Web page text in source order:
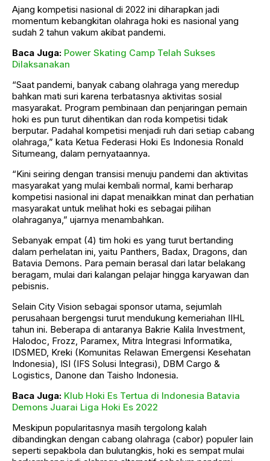
Ajang kompetisi nasional di 2022 ini diharapkan jadi
momentum kebangkitan olahraga hoki es nasional yang
sudah 2 tahun vakum akibat pandemi.
Baca Juga: Power Skating Camp Telah Sukses
Dilaksanakan
“Saat pandemi, banyak cabang olahraga yang meredup
bahkan mati suri karena terbatasnya aktivitas sosial
masyarakat. Program pembinaan dan penjaringan pemain
hoki es pun turut dihentikan dan roda kompetisi tidak
berputar. Padahal kompetisi menjadi ruh dari setiap cabang
olahraga,” kata Ketua Federasi Hoki Es Indonesia Ronald
Situmeang, dalam pernyataannya.
“Kini seiring dengan transisi menuju pandemi dan aktivitas
masyarakat yang mulai kembali normal, kami berharap
kompetisi nasional ini dapat menaikkan minat dan perhatian
masyarakat untuk melihat hoki es sebagai pilihan
olahraganya,” ujarnya menambahkan.
Sebanyak empat (4) tim hoki es yang turut bertanding
dalam perhelatan ini, yaitu Panthers, Badax, Dragons, dan
Batavia Demons. Para pemain berasal dari latar belakang
beragam, mulai dari kalangan pelajar hingga karyawan dan
pebisnis.
Selain City Vision sebagai sponsor utama, sejumlah
perusahaan bergengsi turut mendukung kemeriahan IIHL
tahun ini. Beberapa di antaranya Bakrie Kalila Investment,
Halodoc, Frozz, Paramex, Mitra Integrasi Informatika,
IDSMED, Kreki (Komunitas Relawan Emergensi Kesehatan
Indonesia), ISI (IFS Solusi Integrasi), DBM Cargo &
Logistics, Danone dan Taisho Indonesia.
Baca Juga: Klub Hoki Es Tertua di Indonesia Batavia
Demons Juarai Liga Hoki Es 2022
Meskipun popularitasnya masih tergolong kalah
dibandingkan dengan cabang olahraga (cabor) populer lain
seperti sepakbola dan bulutangkis, hoki es sempat mulai